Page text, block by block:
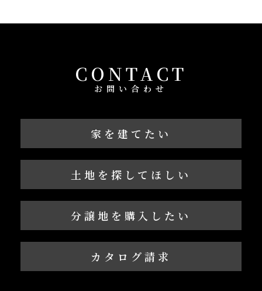
CONTACT
お問い合わせ
家を建てたい
土地を探してほしい
分譲地を購入したい
カタログ請求